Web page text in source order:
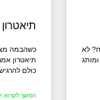
לא
כשהבמה
תיאטרון
כולם
המשך לקרוא